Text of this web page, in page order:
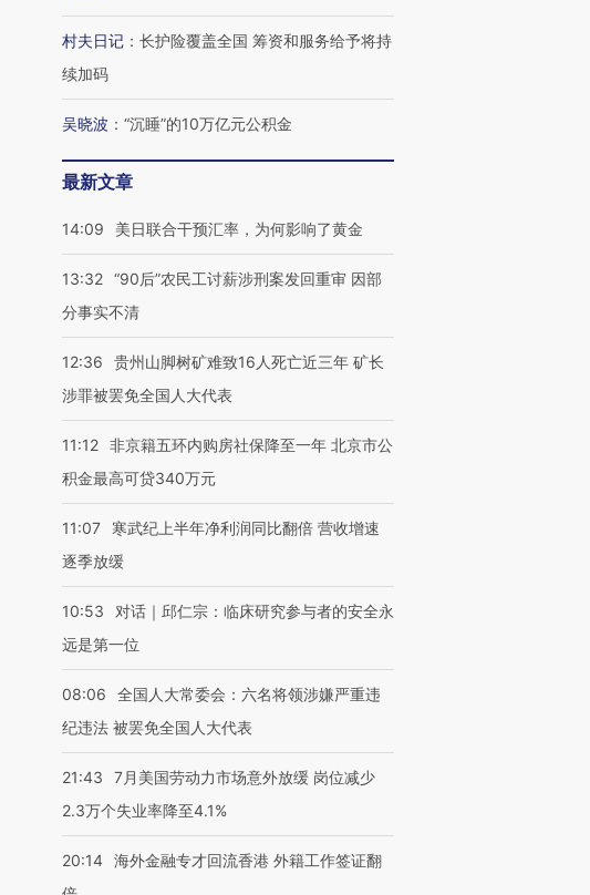
村夫日记 ： 长护险覆盖全国 筹资和服务给予将持
续加码
吴晓波 ： “沉睡”的10万亿元公积金
最新文章
14:09 美日联合干预汇率，为何影响了黄金
13:32 “90后”农民工讨薪涉刑案发回重审 因部
分事实不清
12:36
贵州山脚树矿难致16人死亡近三年 矿长
涉罪被罢免全国人大代表
11:12 非京籍五环内购房社保降至一年 北京市公
积金最高可贷340万元
11:07
寒武纪上半年净利润同比翻倍 营收增速
逐季放缓
10:53
对话｜邱仁宗：临床研究参与者的安全永
远是第一位
08:06
全国人大常委会：六名将领涉嫌严重违
纪违法 被罢免全国人大代表
21:43
7月美国劳动力市场意外放缓 岗位减少
2.3万个失业率降至4.1%
20:14 海外金融专才回流香港 外籍工作签证翻